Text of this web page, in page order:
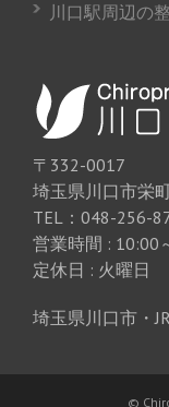
川口駅周辺の
〒332-0017
埼玉県川口市栄
TEL：048-256-
営業時間 : 10:00
定休日 : 火曜日
埼玉県川口市・
©